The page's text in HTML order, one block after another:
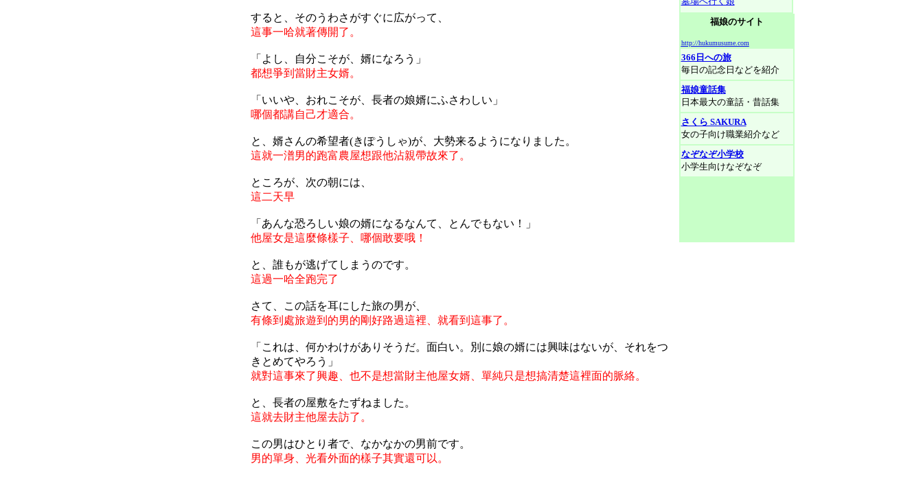
すると、そのうわさがすぐに広がって、
這事一哈就著傳開了。
「よし、自分こそが、婿になろう」
都想爭到當財主女婿。
「いいや、おれこそが、長者の娘婿にふさわしい」
哪個都講自己才適合。
と、婿さんの希望者(きぽうしゃ)が、大勢来るようになりました。
這就一潽男的跑富農屋想跟他沾親帶故來了。
ところが、次の朝には、
這二天早
「あんな恐ろしい娘の婿になるなんて、とんでもない！」
他屋女是這麼條樣子、哪個敢要哦！
と、誰もが逃げてしまうのです。
這過一哈全跑完了
さて、この話を耳にした旅の男が、
有條到處旅遊到的男的剛好路過這裡、就看到這事了。
「これは、何かわけがありそうだ。面白い。別に娘の婿には興味はないが、それをつ
きとめてやろう」
就對這事來了興趣、也不是想當財主他屋女婿、單純只是想搞清楚這裡面的脈絡。
と、長者の屋敷をたずねました。
這就去財主他屋去訪了。
この男はひとり者で、なかなかの男前です。
男的單身、光看外面的樣子其實還可以。
福娘のサイト
http://hukumusume.com
366日への旅
毎日の記念日などを紹介
福娘童話集
日本最大の童話・昔話集
さくら SAKURA
女の子向け職業紹介など
なぞなぞ小学校
小学生向けなぞなぞ